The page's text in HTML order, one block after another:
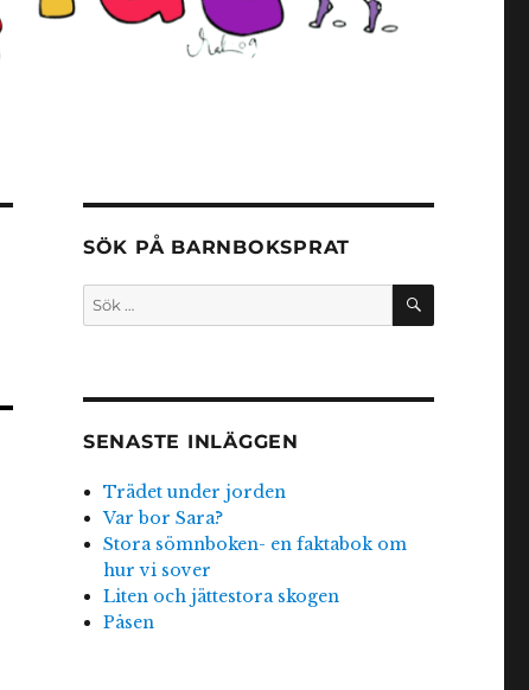
SÖK PÅ BARNBOKSPRAT
Sök
efter:
SÖK
SENASTE INLÄGGEN
Trädet under jorden
Var bor Sara?
Stora sömnboken- en faktabok om
hur vi sover
Liten och jättestora skogen
Påsen